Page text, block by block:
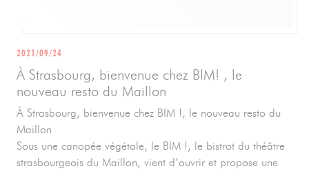
À Strasbourg, bienvenue chez BIM! , le
nouveau resto du Maillon
2021/09/24
À Strasbourg, bienvenue chez BIM !, le nouveau resto du
Maillon
Sous une canopée végétale, le BIM !, le bistrot du théâtre
strasbourgeois du Maillon, vient d’ouvrir et propose une